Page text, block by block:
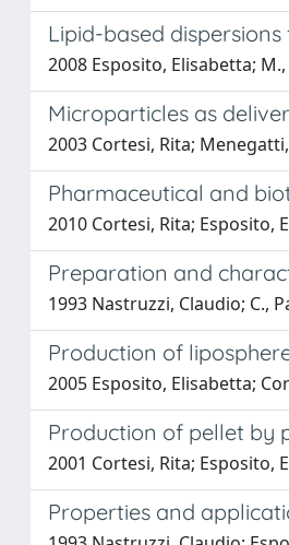
Lipid-based
2008 Esposito, Elisabetta;
Microparticles as
2003 Cortesi, Rita;
Pharmaceutical and
2010 Cortesi, Rita; Esposito,
Preparation and
1993 Nastruzzi, Claudio; C.,
Production of
2005 Esposito, Elisabetta;
Production of pellet by
2001 Cortesi, Rita; Esposito,
Properties and